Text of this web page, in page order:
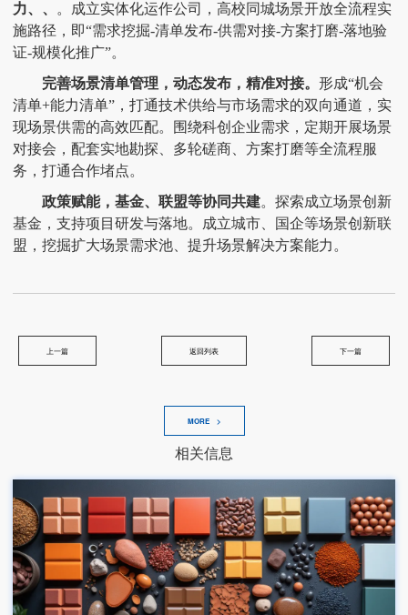
力、、
。成立实体化运作公司，高校同城场景开放全流程实
施路径，即“需求挖掘-清单发布-供需对接-方案打磨-落地验
证-规模化推广”。
完善场景清单管理，动态发布，精准对接。 形成“机会
清单+能力清单”，打通技术供给与市场需求的双向通道，实
现场景供需的高效匹配。围绕科创企业需求，定期开展场景
对接会，配套实地勘探、多轮磋商、方案打磨等全流程服
务，打通合作堵点。
政策赋能，基金、联盟等协同共建。探索成立场景创新
基金，支持项目研发与落地。成立城市、国企等场景创新联
盟，挖掘扩大场景需求池、提升场景解决方案能力。
上一篇 返回列表 下一篇
相关信息
MORE >